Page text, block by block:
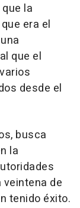
la
era el
que el
desde el
busca
la
de
tenido éxito.